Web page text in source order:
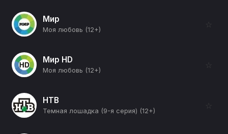
Мир
Моя любовь (12+)
☆
Мир HD
Моя любовь (12+)
☆
НТВ
Темная лошадка (9-я серия) (12+)
☆